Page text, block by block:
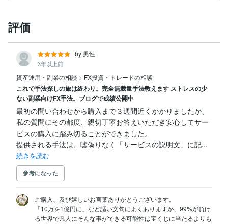
評価
by 男性
3年以上前
資産運用・副業の相談 > FX投資・トレードの相談
これで手法探しの旅は終わり。完全無裁量手法教えます ストレスの少
ない副業向けFX手法。ブログで成績公開中
最初の問い合わせから購入まで３週間近くかかりましたが、
私の質問にその都度、親切丁寧お答えいただき安心してサー
ビスの購入に踏み切ることができました。
提供される手法は、嘘偽りなく「サービスの説明文」に記...
続きを読む
参考になった
ご購入、及び嬉しいお言葉ありがとうございます。
「10万を1億円に」など謳い文句によくありますが、99%が負け
る世界で凡人にそんな事ができる可能性は宝くじに当たるよりも